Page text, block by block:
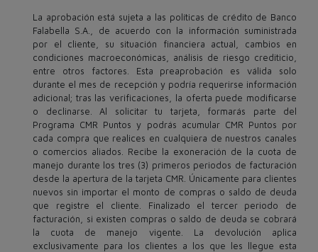
La aprobación está sujeta a las políticas de crédito de Banco
Falabella S.A., de acuerdo con la información suministrada
por el cliente, su situación financiera actual, cambios en
condiciones macroeconómicas, análisis de riesgo crediticio,
entre otros factores. Esta preaprobación es válida solo
durante el mes de recepción y podría requerirse información
adicional; tras las verificaciones, la oferta puede modificarse
o declinarse. Al solicitar tu tarjeta, formarás parte del
Programa CMR Puntos y podrás acumular CMR Puntos por
cada compra que realices en cualquiera de nuestros canales
o comercios aliados. Recibe la exoneración de la cuota de
manejo durante los tres (3) primeros periodos de facturación
desde la apertura de la tarjeta CMR. Únicamente para clientes
nuevos sin importar el monto de compras o saldo de deuda
que registre el cliente. Finalizado el tercer periodo de
facturación, si existen compras o saldo de deuda se cobrará
la cuota de manejo vigente. La devolución aplica
exclusivamente para los clientes a los que les llegue esta